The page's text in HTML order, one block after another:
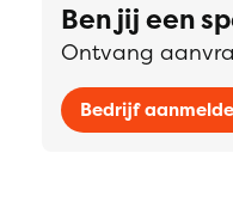
Ben jij een
Ontvang
Bedrijf